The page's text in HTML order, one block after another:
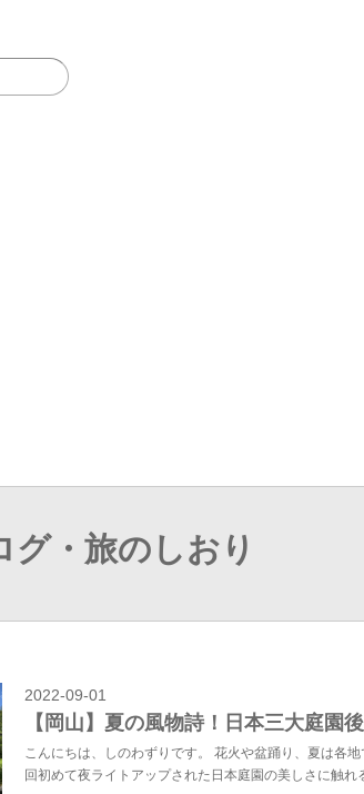
グ・旅のしおり
2022-09-01
【岡山】夏の風物詩！日本三大庭園
こんにちは、しのわずりです。 花火や盆踊り、夏は各
回初めて夜ライトアップされた日本庭園の美しさに触れ